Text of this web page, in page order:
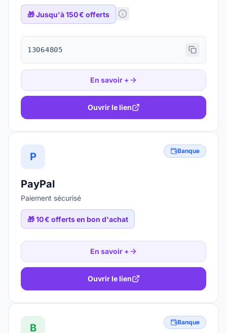
🎁Jusqu'à 150 € offerts
13064805
En savoir +
Ouvrir le lien
P Banque
PayPal
Paiement sécurisé
🎁10 € offerts en bon d'achat
En savoir +
Ouvrir le lien
B Banque